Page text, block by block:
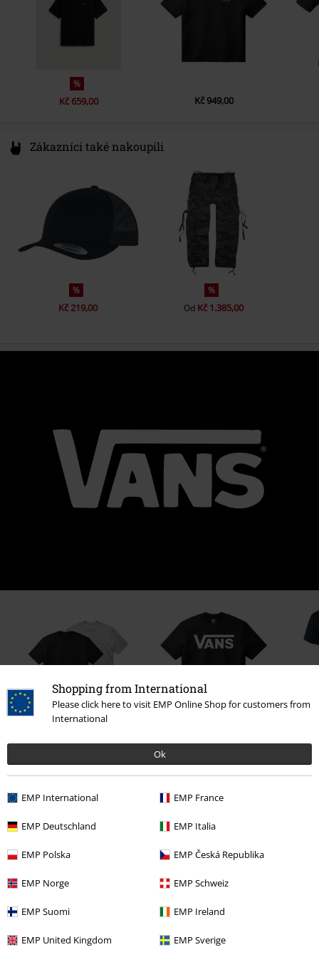
Shopping from International
Please click here to visit EMP Online Shop for customers from
International
Ok
EMP International EMP France
EMP Deutschland EMP Italia
EMP Polska EMP Česká Republika
EMP Norge EMP Schweiz
EMP Suomi EMP Ireland
EMP United Kingdom EMP Sverige
%
Kč 659,00 Kč 949,00
Zákazníci také nakoupili
%
Kč 219,00
%
Od Kč 1.385,00
%
Kč 979,00 Kč 659,00
0 Hodnocení